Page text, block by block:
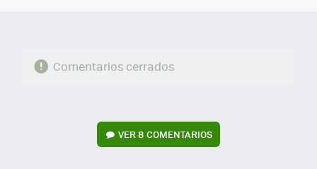
Comentarios cerrados
VER8 COMENTARIOS